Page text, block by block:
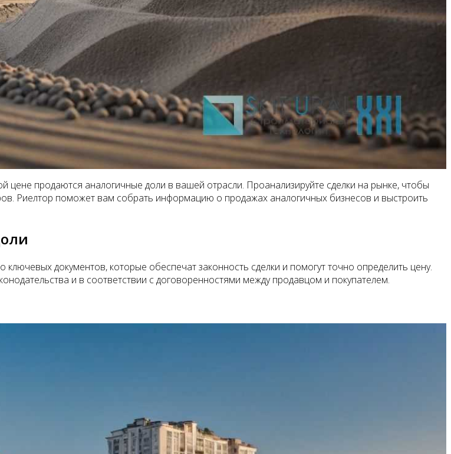
цене продаются аналогичные доли в вашей отрасли. Проанализируйте сделки на рынке, чтобы
Риелтор поможет вам собрать информацию о продажах аналогичных бизнесов и выстроить
документов, которые обеспечат законность сделки и помогут точно определить цену.
и в соответствии с договоренностями между продавцом и покупателем.